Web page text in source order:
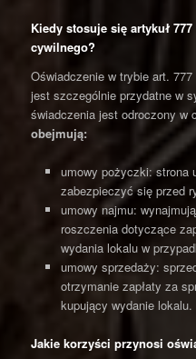
Kiedy stosuje się artykuł
cywilnego?
Oświadczenie w trybie art.
jest szczególnie przydatne w
świadczenia jest odroczony w
obejmują:
umowy pożyczki: strona
zabezpieczyć się przed
umowy najmu:
roszczenia dotyczące
wydania lokalu w
umowy sprzedaży:
otrzymanie zapłaty za
kupujący wydanie lokalu.
Jakie korzyści przynosi